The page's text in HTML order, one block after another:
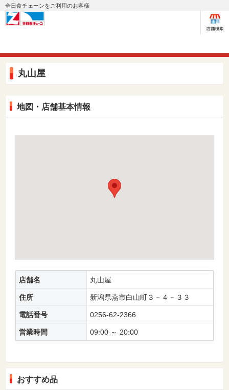
全日食チェーンをご利用のお客様
丸山屋
地図・店舗基本情報
店舗名 丸山屋
住所 新潟県燕市白山町３－４－３３
電話番号 0256-62-2366
営業時間 09:00 ～ 20:00
おすすめ品